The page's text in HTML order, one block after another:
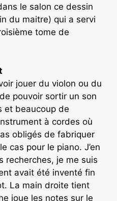
le salon ce dessin
du maitre) qui a servi
tome de
jouer du violon ou du
pouvoir sortir un son
et beaucoup de
à cordes où
obligés de fabriquer
cas pour le piano. J’en
recherches, je me suis
avait été inventé fin
La main droite tient
joue les notes sur le